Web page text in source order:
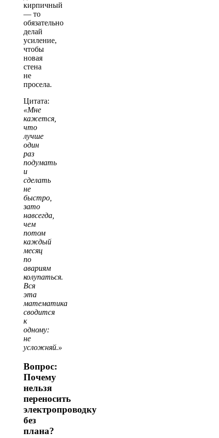
кирпичный
— то
обязательно
делай
усиление,
чтобы
новая
стена
не
просела.
Цитата:
«Мне
кажется,
что
лучше
один
раз
подумать
и
сделать
не
быстро,
зато
навсегда,
чем
потом
каждый
месяц
по
авариям
колупаться.
Вся
эта
математика
сводится
к
одному:
не
усложняй.»
Вопрос:
Почему
нельзя
переносить
электропроводку
без
плана?